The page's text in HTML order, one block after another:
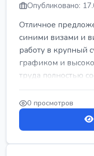
Опубликовано:
Отличное
синими визами и
работу в крупный
графиком и
труда полностью
0 просмотров